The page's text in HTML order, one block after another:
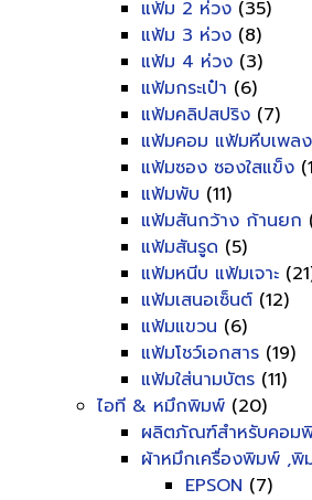
แฟ้ม 2 ห่วง (35)
แฟ้ม 3 ห่วง (8)
แฟ้ม 4 ห่วง (3)
แฟ้มกระเป๋า (6)
แฟ้มคลิปสปริง (7)
แฟ้มคอม แฟ้มหีบเพลง
แฟ้มซอง ซองใสแข็ง
แฟ้มพับ (11)
แฟ้มสันกว้าง ก้านยก
แฟ้มสันรูด (5)
แฟ้มหนีบ แฟ้มเจาะ
แฟ้มเสนอเซ็นต์ (12)
แฟ้มแขวน (6)
แฟ้มโชว์เอกสาร (19)
แฟ้มใส่นามบัตร (11)
ไอที & หมึกพิมพ์ (20)
ผลิตภัณฑ์สำหรับคอม
ผ้าหมึกเครื่องพิมพ์ ,
EPSON (7)